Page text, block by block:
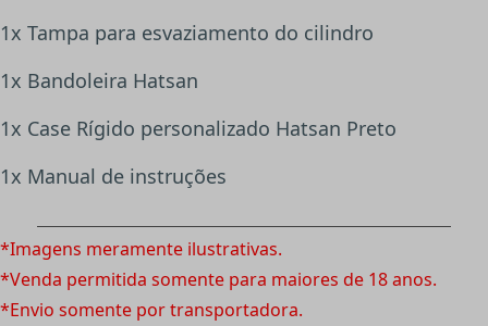
1x Tampa para esvaziamento do cilindro
1x Bandoleira Hatsan
1x Case Rígido personalizado Hatsan Preto
1x Manual de instruções
*Imagens meramente ilustrativas.
*Venda permitida somente para maiores de 18 anos.
*Envio somente por transportadora.